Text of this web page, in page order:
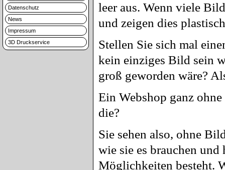
Datenschutz
News
Impressum
3D Druckservice
leer aus. Wenn viele
und zeigen dies
Stellen Sie sich mal
kein einziges Bild sein
groß geworden wäre?
Ein Webshop ganz
die?
Sie sehen also, ohne
wie sie es brauchen
Möglichkeiten besteht.